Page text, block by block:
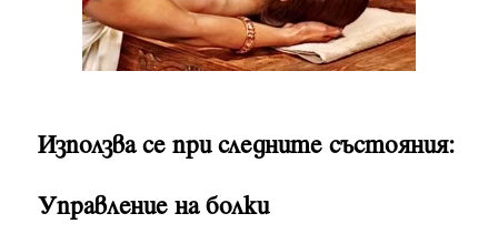
Използва се при следните състояния:
Управление на болки